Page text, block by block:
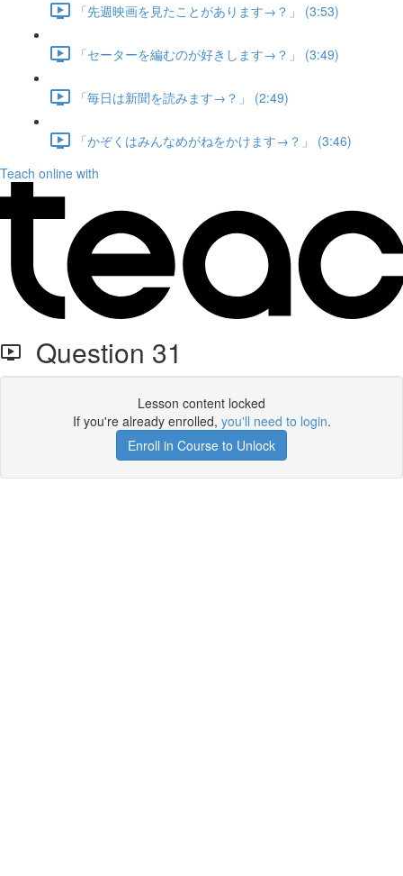
「先週映画を見たことがあります→？」 (3:53)
「セーターを編むのが好きします→？」 (3:49)
「毎日は新聞を読みます→？」 (2:49)
「かぞくはみんなめがねをかけます→？」 (3:46)
Teach online with
Question 31
Lesson content locked
If you're already enrolled, you'll need to login.
Enroll in Course to Unlock